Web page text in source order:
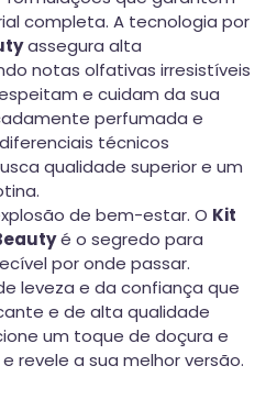
completa. A tecnologia por
assegura alta
notas olfativas irresistíveis
e cuidam da sua
perfumada e
técnicos
qualidade superior e um
de bem-estar. O Kit
é o segredo para
por onde passar.
leveza e da confiança que
e de alta qualidade
um toque de doçura e
revele a sua melhor versão.